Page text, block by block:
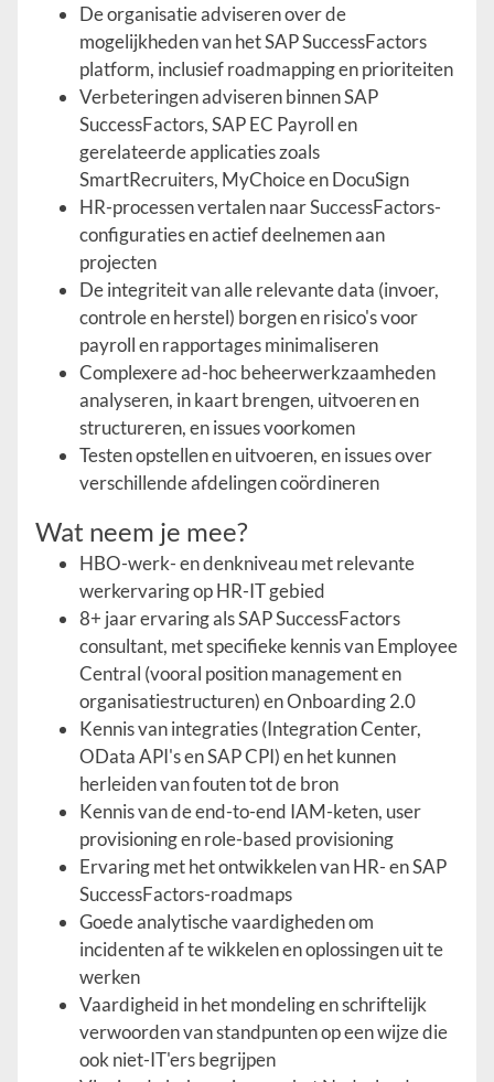
De organisatie adviseren over de
mogelijkheden van het SAP SuccessFactors
platform, inclusief roadmapping en prioriteiten
Verbeteringen adviseren binnen SAP
SuccessFactors, SAP EC Payroll en
gerelateerde applicaties zoals
SmartRecruiters, MyChoice en DocuSign
HR-processen vertalen naar SuccessFactors-
configuraties en actief deelnemen aan
projecten
De integriteit van alle relevante data (invoer,
controle en herstel) borgen en risico's voor
payroll en rapportages minimaliseren
Complexere ad-hoc beheerwerkzaamheden
analyseren, in kaart brengen, uitvoeren en
structureren, en issues voorkomen
Testen opstellen en uitvoeren, en issues over
verschillende afdelingen coördineren
Wat neem je mee?
HBO-werk- en denkniveau met relevante
werkervaring op HR-IT gebied
8+ jaar ervaring als SAP SuccessFactors
consultant, met specifieke kennis van Employee
Central (vooral position management en
organisatiestructuren) en Onboarding 2.0
Kennis van integraties (Integration Center,
OData API's en SAP CPI) en het kunnen
herleiden van fouten tot de bron
Kennis van de end-to-end IAM-keten, user
provisioning en role-based provisioning
Ervaring met het ontwikkelen van HR- en SAP
SuccessFactors-roadmaps
Goede analytische vaardigheden om
incidenten af te wikkelen en oplossingen uit te
werken
Vaardigheid in het mondeling en schriftelijk
verwoorden van standpunten op een wijze die
ook niet-IT'ers begrijpen